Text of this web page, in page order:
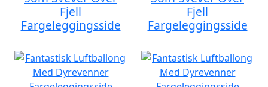
Fjell
Fargeleggingsside
Fjell
Fargeleggingsside